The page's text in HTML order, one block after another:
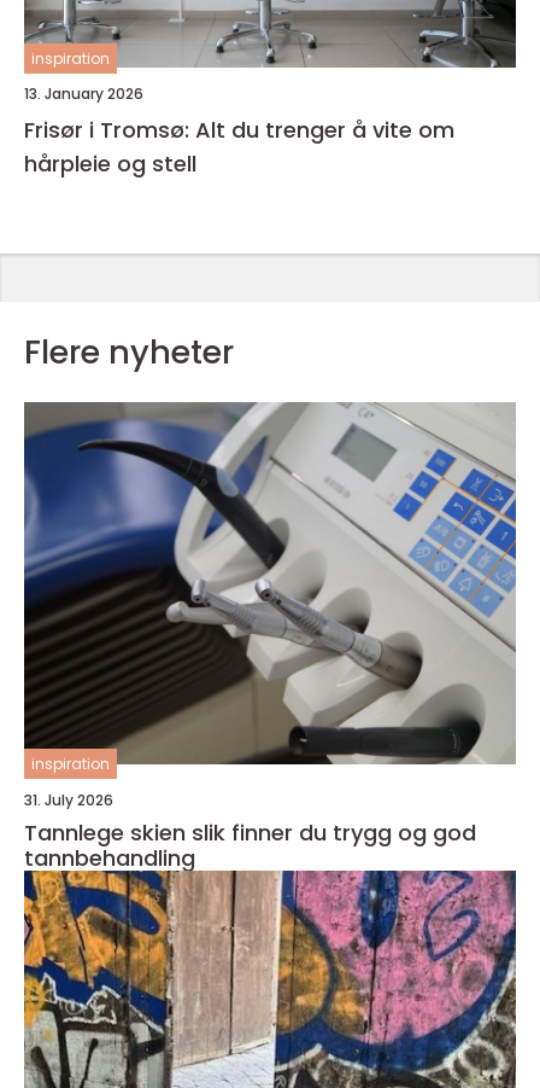
inspiration
13. January 2026
Frisør i Tromsø: Alt du trenger å vite om
hårpleie og stell
Flere nyheter
inspiration
31. July 2026
Tannlege skien slik finner du trygg og god
tannbehandling